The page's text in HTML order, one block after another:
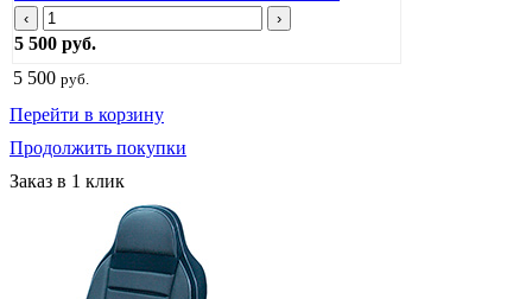
‹ ›
5 500 руб.
5 500 руб.
Перейти в корзину
Продолжить покупки
Заказ в 1 клик